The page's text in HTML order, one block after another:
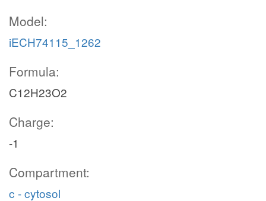
Model:
iECH74115_1262
Formula:
C12H23O2
Charge:
-1
Compartment:
c - cytosol